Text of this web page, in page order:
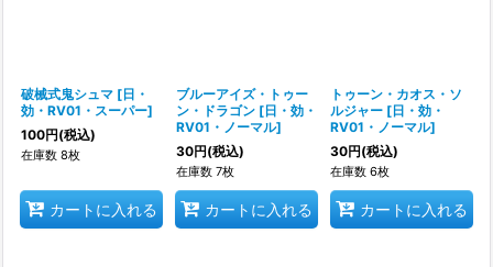
破械式鬼シュマ [日・
効・RV01・スーパー]
100円(税込)
在庫数 8枚
カートに入れる
ブルーアイズ・トゥー
ン・ドラゴン [日・効・
RV01・ノーマル]
30円(税込)
在庫数 7枚
カートに入れる
トゥーン・カオス・ソ
ルジャー [日・効・
RV01・ノーマル]
30円(税込)
在庫数 6枚
カートに入れる